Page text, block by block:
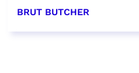
BRUT BUTCHER